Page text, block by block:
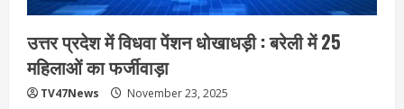
उत्तर प्रदेश में विधवा पेंशन धोखाधड़ी : बरेली में 25
महिलाओं का फर्जीवाड़ा
TV47News November 23, 2025